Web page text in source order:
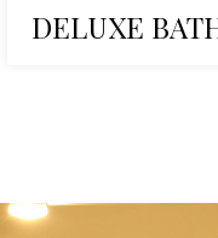
DELUXE